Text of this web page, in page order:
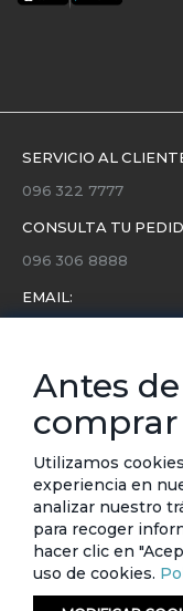
SERVICIO AL
096 322 7777
CONSULTA TU
096 306 8888
EMAIL:
Conoce toda la
eventos y ofertas.
Subscríbete a
Antes
comprar
Utilizamos
experiencia en
analizar nuestro
para recoger
hacer clic en
uso de cookies.